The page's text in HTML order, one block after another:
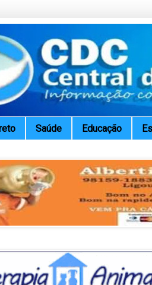
Saúde Educação